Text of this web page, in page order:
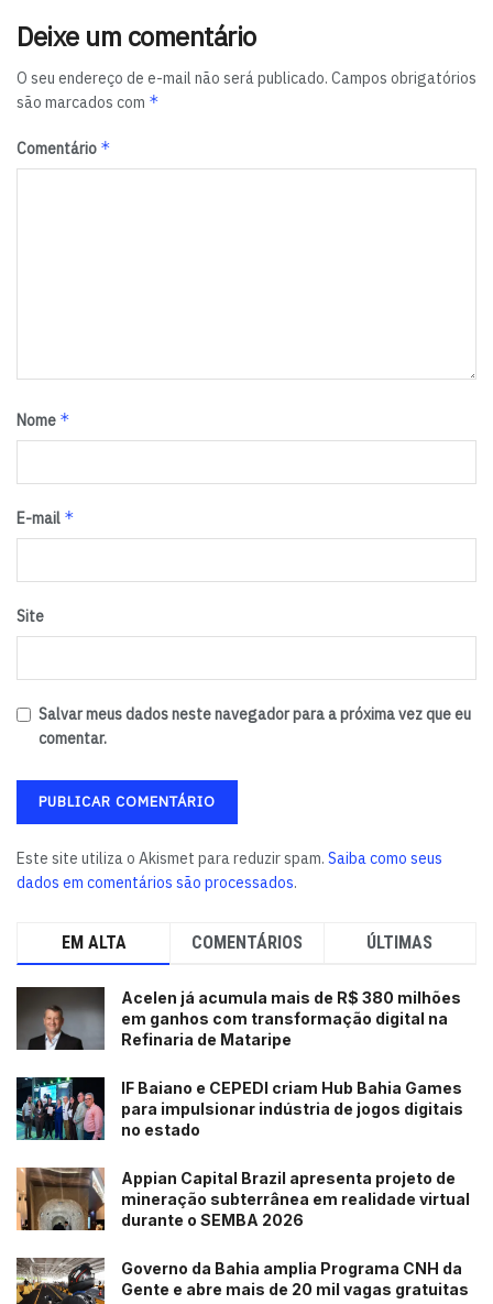
Deixe um comentário
O seu endereço de e-mail não será publicado. Campos obrigatórios
são marcados com *
Comentário *
Nome *
E-mail *
Site
Salvar meus dados neste navegador para a próxima vez que eu
comentar.
Este site utiliza o Akismet para reduzir spam. Saiba como seus
dados em comentários são processados.
EM ALTA COMENTÁRIOS ÚLTIMAS
Acelen já acumula mais de R$ 380 milhões
em ganhos com transformação digital na
Refinaria de Mataripe
IF Baiano e CEPEDI criam Hub Bahia Games
para impulsionar indústria de jogos digitais
no estado
Appian Capital Brazil apresenta projeto de
mineração subterrânea em realidade virtual
durante o SEMBA 2026
Governo da Bahia amplia Programa CNH da
Gente e abre mais de 20 mil vagas gratuitas